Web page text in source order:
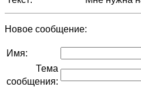
Новое сообщение:
Имя:
Тема
сообщения: